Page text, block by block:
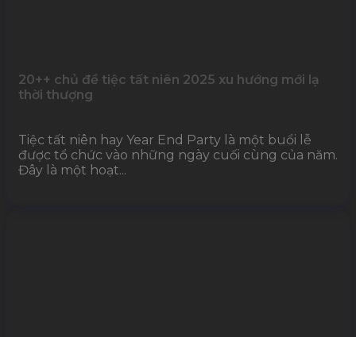
20++ chủ đề tiệc tất niên 2025 xu hướng mới lạ
thời thượng
Tiệc tất niên hay Year End Party là một buổi lễ
được tổ chức vào những ngày cuối cùng của năm.
Đây là một hoạt...